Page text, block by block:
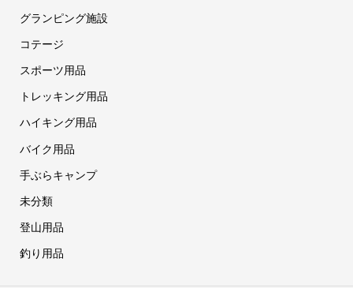
グランピング施設
コテージ
スポーツ用品
トレッキング用品
ハイキング用品
バイク用品
手ぶらキャンプ
未分類
登山用品
釣り用品